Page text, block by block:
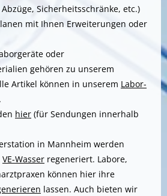
Sicherheitsschränke, etc.)
mit Ihnen Erweiterungen oder
oder
gehören zu unserem
Artikel können in unserem Labor-
hier (für Sendungen innerhalb
in Mannheim werden
VE-Wasser regeneriert. Labore,
können hier ihre
lassen. Auch bieten wir